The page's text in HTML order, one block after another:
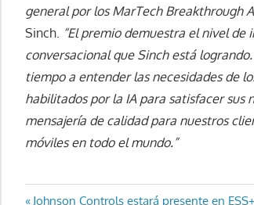
general por los MarTech Breakthrough
Sinch. “El premio demuestra el nivel
conversacional que Sinch está
tiempo a entender las necesidades de
habilitados por la IA para satisfacer sus
mensajería de calidad para nuestros
móviles en todo el mundo.”
Entrada
Johnson Controls estará presente en